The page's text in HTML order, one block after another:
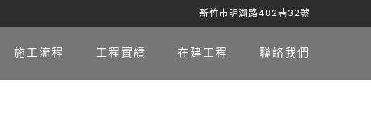
新竹市明湖路482巷32號
施工流程 工程實績 在建工程 聯絡我們